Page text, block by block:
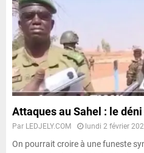
Attaques au Sahel : le
Par LEDJELY.COM lundi 2 février
On pourrait croire à une funeste